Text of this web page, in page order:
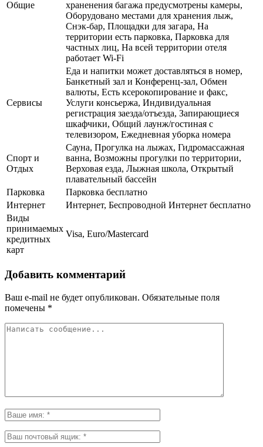
Общие
храненения багажа предусмотрены камеры,
Оборудовано местами для хранения лыж,
Снэк-бар, Площадки для загара, На
территории есть парковка, Парковка для
частных лиц, На всей территории отеля
работает Wi-Fi
Сервисы
Еда и напитки может доставляться в номер,
Банкетный зал и Конференц-зал, Обмен
валюты, Есть ксерокопирование и факс,
Услуги консьержа, Индивидуальная
регистрация заезда/отъезда, Запирающиеся
шкафчики, Общий лаунж/гостиная с
телевизором, Ежедневная уборка номера
Спорт и
Отдых
Сауна, Прогулка на лыжах, Гидромассажная
ванна, Возможны прогулки по территории,
Верховая езда, Лыжная школа, Открытый
плавательный бассейн
Парковка
Парковка бесплатно
Интернет
Интернет, Беспроводной Интернет бесплатно
Виды
принимаемых
кредитных
карт
Visa, Euro/Mastercard
Добавить комментарий
Ваш e-mail не будет опубликован. Обязательные поля
помечены *